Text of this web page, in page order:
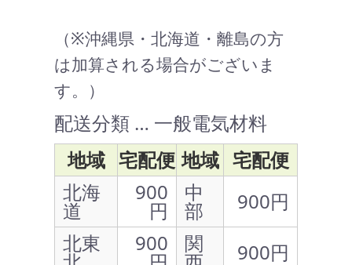
（※沖縄県・北海道・離島の方
は加算される場合がございま
す。）
配送分類 … 一般電気材料
地域 宅配便 地域 宅配便
北海
道
900
円
中
部
900円
北東
900 関 900円